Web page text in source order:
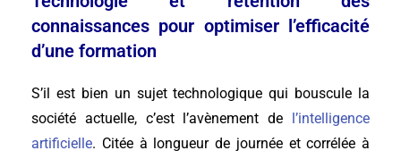
connaissances pour optimiser l’efficacité
d’une formation
S’il est bien un sujet technologique qui bouscule la
société actuelle, c’est l’avènement de l’intelligence
artificielle. Citée à longueur de journée et corrélée à